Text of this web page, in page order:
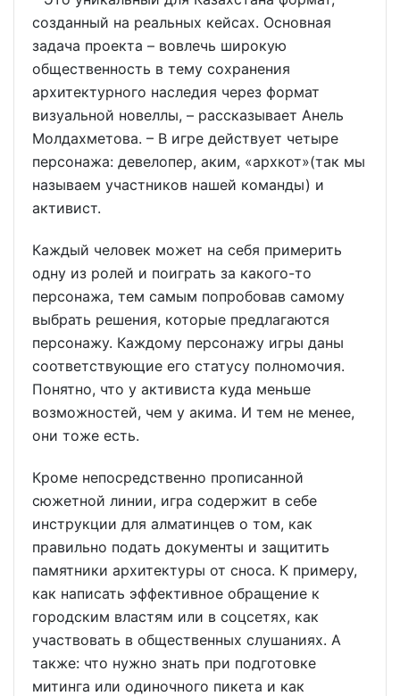
созданный на реальных кейсах. Основная
задача проекта – вовлечь широкую
общественность в тему сохранения
архитектурного наследия через формат
визуальной новеллы, – рассказывает Анель
Молдахметова. – В игре действует четыре
персонажа: девелопер, аким, «архкот»(так мы
называем участников нашей команды) и
активист.
Каждый человек может на себя примерить
одну из ролей и поиграть за какого-то
персонажа, тем самым попробовав самому
выбрать решения, которые предлагаются
персонажу. Каждому персонажу игры даны
соответствующие его статусу полномочия.
Понятно, что у активиста куда меньше
возможностей, чем у акима. И тем не менее,
они тоже есть.
Кроме непосредственно прописанной
сюжетной линии, игра содержит в себе
инструкции для алматинцев о том, как
правильно подать документы и защитить
памятники архитектуры от сноса. К примеру,
как написать эффективное обращение к
городским властям или в соцсетях, как
участвовать в общественных слушаниях. А
также: что нужно знать при подготовке
митинга или одиночного пикета и как